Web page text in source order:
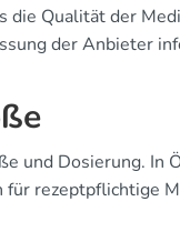
die Qualität der
der Anbieter
und Dosierung. In
rezeptpflichtige